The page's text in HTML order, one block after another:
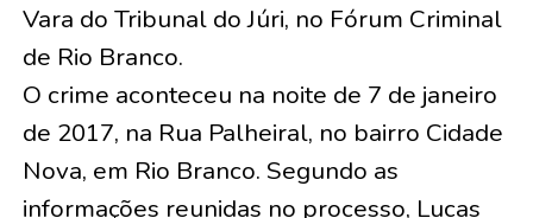
Vara do Tribunal do Júri, no Fórum Criminal
de Rio Branco.
O crime aconteceu na noite de 7 de janeiro
de 2017, na Rua Palheiral, no bairro Cidade
Nova, em Rio Branco. Segundo as
informações reunidas no processo, Lucas